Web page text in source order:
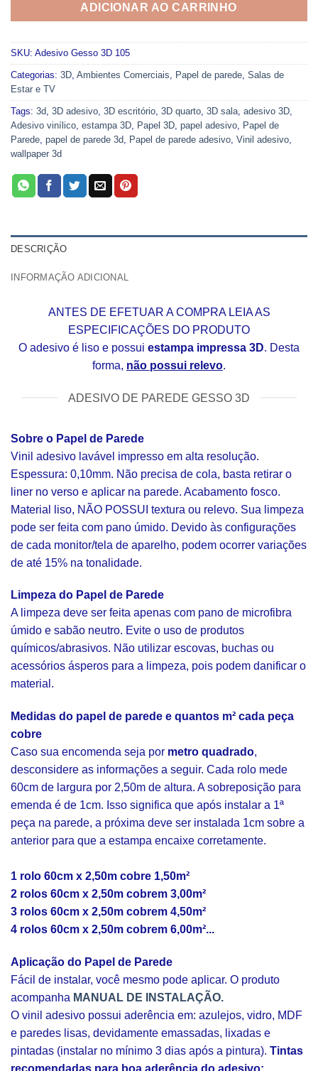
ADICIONAR AO CARRINHO
SKU: Adesivo Gesso 3D 105
Categorias: 3D Ambientes Comerciais Papel de parede Salas de
Estar e TV
Tags: 3d 3D adesivo 3D escritório 3D quarto 3D sala adesivo 3D
Adesivo vinílico estampa 3D Papel 3D papel adesivo
Papel de
Parede papel de parede 3d Papel de parede adesivo Vinil adesivo
wallpaper 3d
DESCRIÇÃO
INFORMAÇÃO ADICIONAL
ANTES DE EFETUAR A COMPRA LEIA AS
ESPECIFICAÇÕES DO PRODUTO
O adesivo é liso e possui estampa impressa 3D. Desta
forma, não possui relevo.
ADESIVO DE PAREDE GESSO 3D
Sobre o Papel de Parede
Vinil adesivo lavável impresso em alta resolução.
Espessura: 0,10mm. Não precisa de cola, basta retirar o
liner no verso e aplicar na parede. Acabamento fosco.
Material liso, NÃO POSSUI textura ou relevo. Sua limpeza
pode ser feita com pano úmido. Devido às configurações
de cada monitor/tela de aparelho, podem ocorrer variações
de até 15% na tonalidade.
Limpeza do Papel de Parede
A limpeza deve ser feita apenas com pano de microfibra
úmido e sabão neutro. Evite o uso de produtos
químicos/abrasivos. Não utilizar escovas, buchas ou
acessórios ásperos para a limpeza, pois podem danificar o
material.
Medidas do papel de parede e quantos m² cada peça
cobre
Caso sua encomenda seja por metro quadrado,
desconsidere as informações a seguir. Cada rolo mede
60cm de largura por 2,50m de altura. A sobreposição para
emenda é de 1cm. Isso significa que após instalar a 1ª
peça na parede, a próxima deve ser instalada 1cm sobre a
anterior para que a estampa encaixe corretamente.
1 rolo 60cm x 2,50m cobre 1,50m²
2 rolos 60cm x 2,50m cobrem 3,00m²
3 rolos 60cm x 2,50m cobrem 4,50m²
4 rolos 60cm x 2,50m cobrem 6,00m²...
Aplicação do Papel de Parede
Fácil de instalar, você mesmo pode aplicar. O produto
acompanha MANUAL DE INSTALAÇÃO.
O vinil adesivo possui aderência em: azulejos, vidro, MDF
e paredes lisas, devidamente emassadas, lixadas e
pintadas (instalar no mínimo 3 dias após a pintura). Tintas
recomendadas para boa aderência do adesivo: